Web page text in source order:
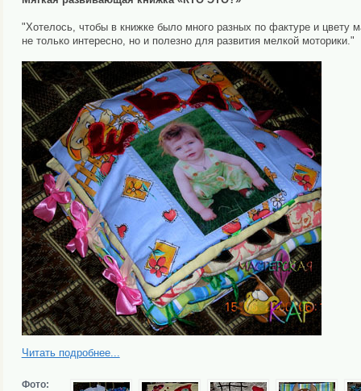
"Хотелось, чтобы в книжке было много разных по фактуре и
не только интересно, но и полезно для развития мелкой моторики."
Читать подробнее...
Фото: